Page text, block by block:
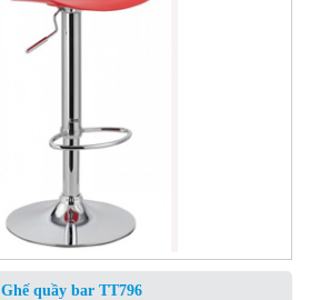
Ghế quầy bar TT796